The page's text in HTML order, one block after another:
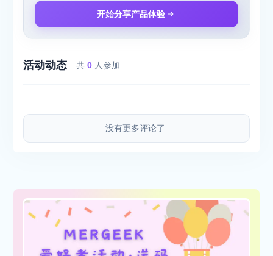
开始分享产品体验
活动动态 共0 人参加
没有更多评论了